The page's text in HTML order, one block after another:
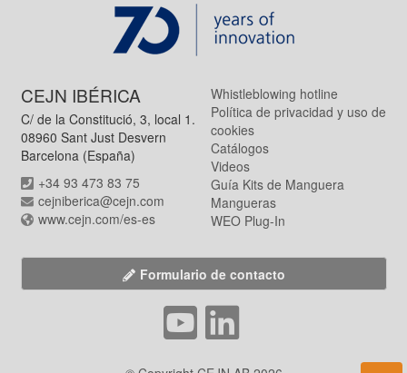
CEJN IBÉRICA
C/ de la Constitució, 3, local 1.
08960 Sant Just Desvern
Barcelona (España)
+34 93 473 83 75
cejniberica@cejn.com
www.cejn.com/es-es
Whistleblowing hotline
Política de privacidad y uso de
cookies
Catálogos
Videos
Guía Kits de Manguera
Mangueras
WEO Plug-In
Formulario de contacto